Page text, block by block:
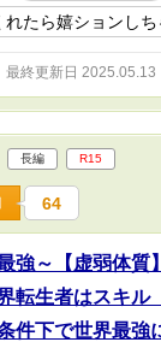
れたら嬉ションし
最終更新日 2025.05.13
長編 R15
64
強～【虚弱体質
転生者はスキル
件下で世界最強